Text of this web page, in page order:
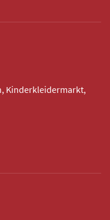
Kinderkleidermarkt,